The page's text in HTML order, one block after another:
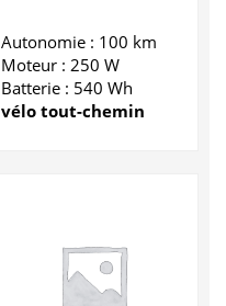
Autonomie : 100 km
Moteur : 250 W
Batterie : 540 Wh
vélo tout-chemin